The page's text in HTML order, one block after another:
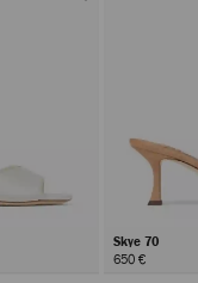
Skye 70
650 €